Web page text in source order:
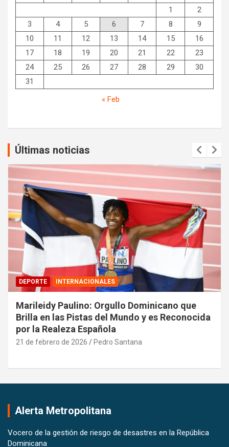
1
2
3
4 5 6 7 8
9
10
11 12 13 14 15
16
17
18 19 20 21 22
23
24
25 26 27 28 29
30
31
« Feb
Últimas noticias
DEPORTE INTERNACIONALES
Marileidy Paulino: Orgullo Dominicano que
Brilla en las Pistas del Mundo y es Reconocida
por la Realeza Española
21 de febrero de 2026 Pedro Santana
Alerta Metropolitana
Vocero de la gestión de riesgo de desastres en la República
Dominicana